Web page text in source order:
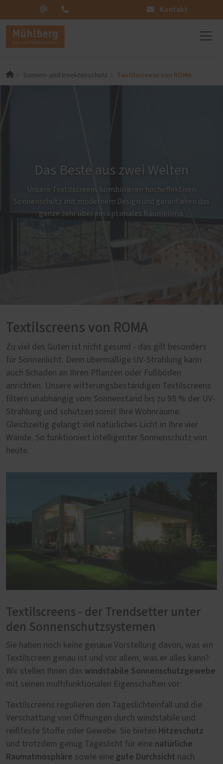
Kontakt
Sonnen- und Insektenschutz Textilscreens von ROMA
Das Beste aus zwei Welten
Unsere Textilscreens kombinieren hocheffektiven
Sonnenschutz mit modernem Design und garantieren das
ganze Jahr über ein optimales Raumklima.
Textilscreens von ROMA
Zu viel des Guten ist nicht gesund - das gilt besonders
für Sonnenlicht. Denn übermäßige UV-Strahlung kann
auch Schaden an Ihren Pflanzen oder Fußböden
anrichten. Unsere witterungsbeständigen Textilscreens
filtern unabhängig vom Sonnenstand bis zu 98 % der UV-
Strahlung und schützen somit Ihre Wohnräume.
Gleichzeitig gelangt viel natürliches Licht in Ihre vier
Wände. So funktioniert intelligenter Sonnenschutz von
heute.
Textilscreens - der Trendsetter unter
den Sonnenschutzsystemen
Sie haben noch keine genaue Vorstellung davon, was ein
Textilscreen genau ist und vor allem, was er alles kann?
Wir stellen Ihnen das windstabile Sonnenschutzgewebe
mit seinen multifunktionalen Eigenschaften vor:
Textilscreens regulieren den Tageslichteinfall und die
Verschattung von Öffnungen durch windstabile und
reißfeste Stoffe oder Gewebe. Sie bieten Hitzeschutz
und trotzdem genug Tageslicht für eine natürliche
Raumatmosphäre sowie eine gute Durchsicht nach